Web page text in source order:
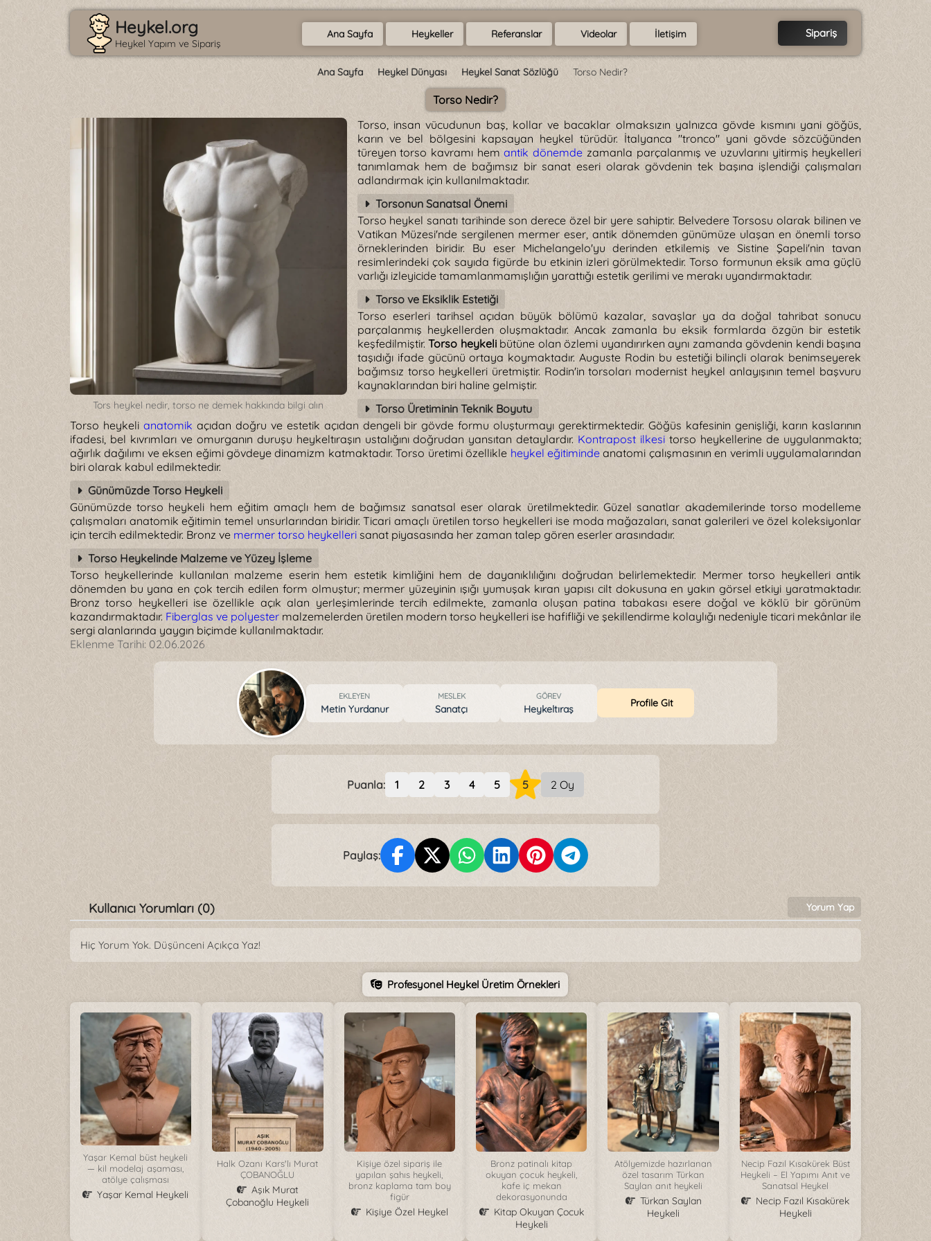
Heykel.org
Heykel Yapım ve Sipariş
Ana Sayfa Heykeller Referanslar Videolar İletişim Sipariş
Ana Sayfa Heykel Dünyası Heykel Sanat Sözlüğü Torso Nedir?
Torso Nedir?
Tors heykel nedir, torso ne demek hakkında bilgi alın
Torso, insan vücudunun baş, kollar ve bacaklar olmaksızın yalnızca gövde kısmını yani göğüs,
karın ve bel bölgesini kapsayan heykel türüdür. İtalyanca "tronco" yani gövde sözcüğünden
türeyen torso kavramı hemantik dönemde zamanla parçalanmış ve uzuvlarını yitirmiş heykelleri
tanımlamak hem de bağımsız bir sanat eseri olarak gövdenin tek başına işlendiği çalışmaları
adlandırmak için kullanılmaktadır.
Torsonun Sanatsal Önemi
Torso heykel sanatı tarihinde son derece özel bir yere sahiptir. Belvedere Torsosu olarak bilinen ve
Vatikan Müzesi'nde sergilenen mermer eser, antik dönemden günümüze ulaşan en önemli torso
örneklerinden biridir. Bu eser Michelangelo'yu derinden etkilemiş ve Sistine Şapeli'nin tavan
resimlerindeki çok sayıda figürde bu etkinin izleri görülmektedir. Torso formunun eksik ama güçlü
varlığı izleyicide tamamlanmamışlığın yarattığı estetik gerilimi ve merakı uyandırmaktadır.
Torso ve Eksiklik Estetiği
Torso eserleri tarihsel açıdan büyük bölümü kazalar, savaşlar ya da doğal tahribat sonucu
parçalanmış heykellerden oluşmaktadır. Ancak zamanla bu eksik formlarda özgün bir estetik
keşfedilmiştir.Torso heykelibütüne olan özlemi uyandırırken aynı zamanda gövdenin kendi başına
taşıdığı ifade gücünü ortaya koymaktadır. Auguste Rodin bu estetiği bilinçli olarak benimseyerek
bağımsız torso heykelleri üretmiştir. Rodin'in torsoları modernist heykel anlayışının temel başvuru
kaynaklarından biri haline gelmiştir.
Torso Üretiminin Teknik Boyutu
Torso heykeli anatomik açıdan doğru ve estetik açıdan dengeli bir gövde formu oluşturmayı gerektirmektedir. Göğüs kafesinin genişliği, karın kaslarının
ifadesi, bel kıvrımları ve omurganın duruşu heykeltıraşın ustalığını doğrudan yansıtan detaylardır. Kontrapost ilkesi torso heykellerine de uygulanmakta;
ağırlık dağılımı ve eksen eğimi gövdeye dinamizm katmaktadır. Torso üretimi özellikle heykel eğitiminde anatomi çalışmasının en verimli uygulamalarından
biri olarak kabul edilmektedir.
Günümüzde Torso Heykeli
Günümüzde torso heykeli hem eğitim amaçlı hem de bağımsız sanatsal eser olarak üretilmektedir. Güzel sanatlar akademilerinde torso modelleme
çalışmaları anatomik eğitimin temel unsurlarından biridir. Ticari amaçlı üretilen torso heykelleri ise moda mağazaları, sanat galerileri ve özel koleksiyonlar
için tercih edilmektedir. Bronz ve mermer torso heykellerisanat piyasasında her zaman talep gören eserler arasındadır.
Torso Heykelinde Malzeme ve Yüzey İşleme
Torso heykellerinde kullanılan malzeme eserin hem estetik kimliğini hem de dayanıklılığını doğrudan belirlemektedir. Mermer torso heykelleri antik
dönemden bu yana en çok tercih edilen form olmuştur; mermer yüzeyinin ışığı yumuşak kıran yapısı cilt dokusuna en yakın görsel etkiyi yaratmaktadır.
Bronz torso heykelleri ise özellikle açık alan yerleşimlerinde tercih edilmekte, zamanla oluşan patina tabakası esere doğal ve köklü bir görünüm
kazandırmaktadır. Fiberglas ve polyestermalzemelerden üretilen modern torso heykelleri ise hafifliği ve şekillendirme kolaylığı nedeniyle ticari mekânlar ile
sergi alanlarında yaygın biçimde kullanılmaktadır.
Eklenme Tarihi: 02.06.2026
EKLEYEN
Metin Yurdanur
MESLEK
Sanatçı
GÖREV
Heykeltıraş Profile Git
Puanla: 1 2 3 4 5 5 2 Oy
Paylaş:
Kullanıcı Yorumları (0) Yorum Yap
Hiç Yorum Yok. Düşünceni Açıkça Yaz!
Profesyonel Heykel Üretim Örnekleri
Yaşar Kemal büst heykeli
— kil modelaj aşaması,
atölye çalışması
Yaşar Kemal Heykeli
Halk Ozanı Kars'lı Murat
ÇOBANOĞLU
Aşık Murat
Çobanoğlu Heykeli
Kişiye özel sipariş ile
yapılan şahıs heykeli,
bronz kaplama tam boy
figür
Kişiye Özel Heykel
Bronz patinalı kitap
okuyan çocuk heykeli,
kafe iç mekan
dekorasyonunda
Kitap Okuyan Çocuk
Heykeli
Atölyemizde hazırlanan
özel tasarım Türkan
Saylan anıt heykeli
Türkan Saylan
Heykeli
Necip Fazıl Kısakürek Büst
Heykeli – El Yapımı Anıt ve
Sanatsal Heykel
Necip Fazıl Kısakürek
Heykeli